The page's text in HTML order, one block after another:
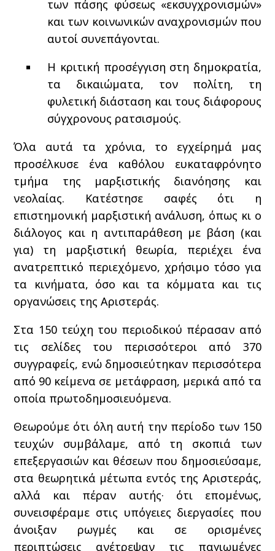
των πάσης φύσεως «εκσυγχρονισμών»
και των κοινωνικών αναχρονισμών που
αυτοί συνεπάγονται.
Η κριτική προσέγγιση στη δημοκρατία,
τα δικαιώματα, τον πολίτη, τη
φυλετική διάσταση και τους διάφορους
σύγχρονους ρατσισμούς.
Όλα αυτά τα χρόνια, το εγχείρημά μας
προσέλκυσε ένα καθόλου ευκαταφρόνητο
τμήμα της μαρξιστικής διανόησης και
νεολαίας. Κατέστησε σαφές ότι η
επιστημονική μαρξιστική ανάλυση, όπως κι ο
διάλογος και η αντιπαράθεση με βάση (και
για) τη μαρξιστική θεωρία, περιέχει ένα
ανατρεπτικό περιεχόμενο, χρήσιμο τόσο για
τα κινήματα, όσο και τα κόμματα και τις
οργανώσεις της Αριστεράς.
Στα 150 τεύχη του περιοδικού πέρασαν από
τις σελίδες του περισσότεροι από 370
συγγραφείς, ενώ δημοσιεύτηκαν περισσότερα
από 90 κείμενα σε μετάφραση, μερικά από τα
οποία πρωτοδημοσιευόμενα.
Θεωρούμε ότι όλη αυτή την περίοδο των 150
τευχών συμβάλαμε, από τη σκοπιά των
επεξεργασιών και θέσεων που δημοσιεύσαμε,
στα θεωρητικά μέτωπα εντός της Αριστεράς,
αλλά και πέραν αυτής· ότι επομένως,
συνεισφέραμε στις υπόγειες διεργασίες που
άνοιξαν ρωγμές και σε ορισμένες
περιπτώσεις ανέτρεψαν τις παγιωμένες